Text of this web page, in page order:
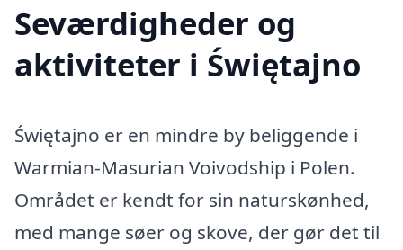
Seværdigheder og
aktiviteter i Świętajno
Świętajno er en mindre by beliggende i
Warmian-Masurian Voivodship i Polen.
Området er kendt for sin naturskønhed,
med mange søer og skove, der gør det til